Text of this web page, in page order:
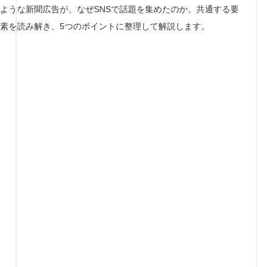
ような新聞広告が、なぜSNSで話題を集めたのか。共通する要
素を読み解き、5つのポイントに整理して解説します。